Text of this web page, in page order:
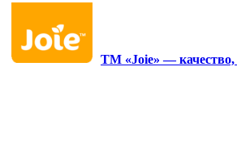
ТМ «Joie» — качество,